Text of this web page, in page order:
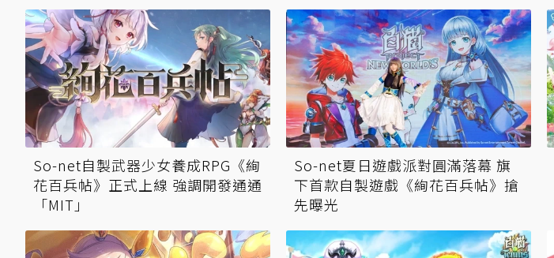
So-net自製武器少女養成RPG《絢
花百兵帖》正式上線 強調開發通通
「MIT」
So-net夏日遊戲派對圓滿落幕 旗
下首款自製遊戲《絢花百兵帖》搶
先曝光